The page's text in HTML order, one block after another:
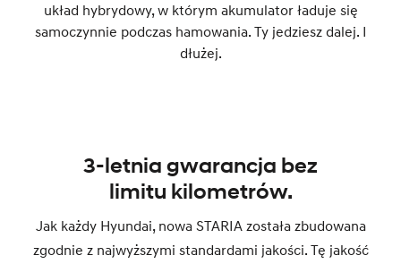
układ hybrydowy, w którym akumulator ładuje się
samoczynnie podczas hamowania. Ty jedziesz dalej. I
dłużej.
3-letnia gwarancja bez
limitu kilometrów.
Jak każdy Hyundai, nowa STARIA została zbudowana
zgodnie z najwyższymi standardami jakości. Tę jakość